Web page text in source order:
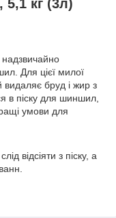
кг (3л)
Для цієї милої
бруд і жир з
в піску для шиншил,
умови для
відсіяти з піску, а